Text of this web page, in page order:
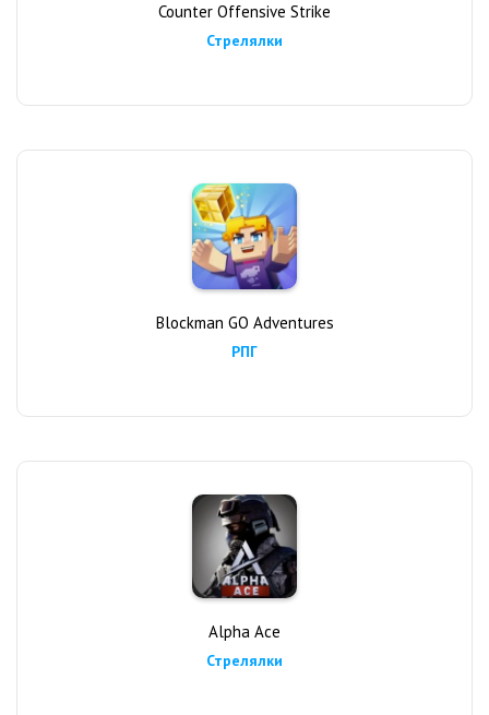
Counter Offensive Strike
Стрелялки
Blockman GO Adventures
РПГ
Alpha Ace
Стрелялки